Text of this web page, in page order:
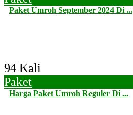
Paket Umroh September 2024 Di ...
94 Kali
Paket
Harga Paket Umroh Reguler Di ...